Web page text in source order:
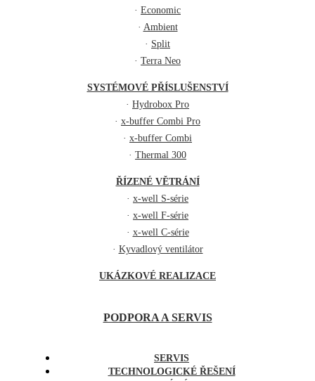
· Economic
· Ambient
· Split
· Terra Neo
SYSTÉMOVÉ PŘÍSLUŠENSTVÍ
· Hydrobox Pro
· x-buffer Combi Pro
· x-buffer Combi
· Thermal 300
ŘÍZENÉ VĚTRÁNÍ
· x-well S-série
· x-well F-série
· x-well C-série
· Kyvadlový ventilátor
UKÁZKOVÉ REALIZACE
PODPORA A SERVIS
SERVIS
TECHNOLOGICKÉ ŘEŠENÍ